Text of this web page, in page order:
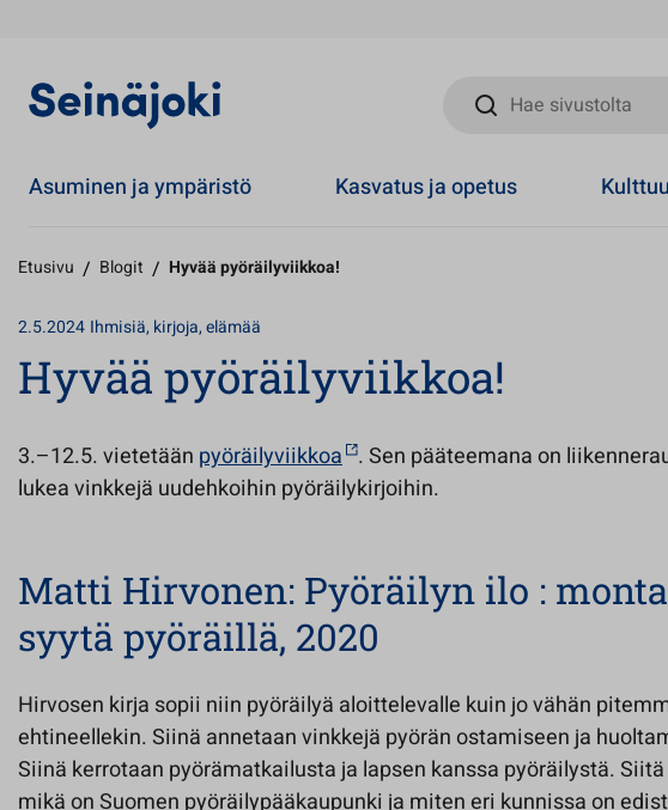
Hae sivustolta
Asuminen ja ympäristö Kasvatus ja opetus
Etusivu / Blogit / Hyvää pyöräilyviikkoa!
2.5.2024 Ihmisiä, kirjoja, elämää
Hyvää pyöräilyviikkoa!
3.–12.5. vietetään pyöräilyviikkoa . Sen pääteemana on
lukea vinkkejä uudehkoihin pyöräilykirjoihin.
Matti Hirvonen: Pyöräilyn ilo :
syytä pyöräillä, 2020
Hirvosen kirja sopii niin pyöräilyä aloittelevalle kuin jo vähän
ehtineellekin. Siinä annetaan vinkkejä pyörän ostamiseen ja
Siinä kerrotaan pyörämatkailusta ja lapsen kanssa pyöräilystä.
mikä on Suomen pyöräilypääkaupunki ja miten eri kunnissa on